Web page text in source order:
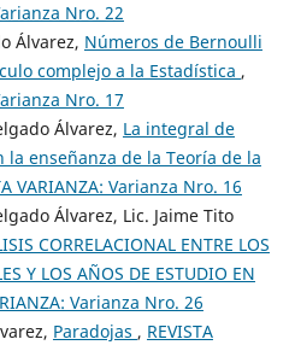
Nro. 22
Álvarez, Números de Bernoulli
complejo a la Estadística ,
Nro. 17
Álvarez, La integral de
la enseñanza de la Teoría de la
VARIANZA: Varianza Nro. 16
Álvarez, Lic. Jaime Tito
CORRELACIONAL ENTRE LOS
Y LOS AÑOS DE ESTUDIO EN
Varianza Nro. 26
Paradojas , REVISTA